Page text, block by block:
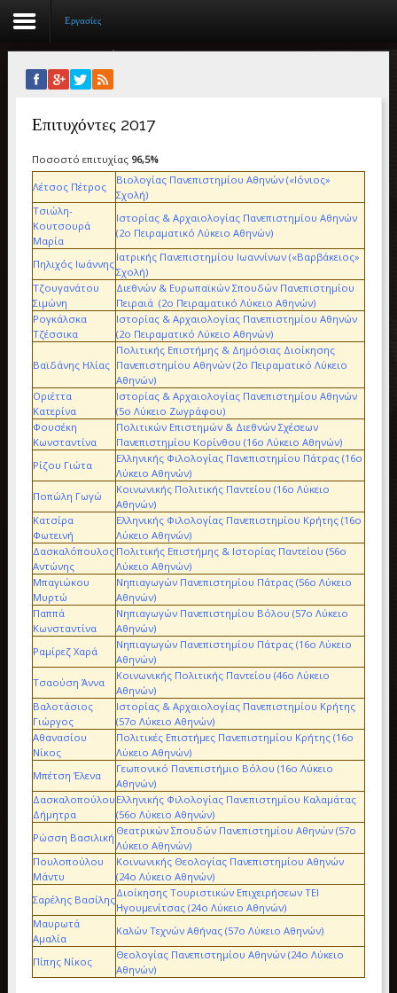
Αρχική
Βιογραφικό
Συγγραφικό έργο
Εργασίες
Ιστορίες Επιτυχίας
Επιτυχόντες
Διακρίσεις
Ο χώρος μας
Εργασίες
Επιτυχόντες 2017
Ποσοστό επιτυχίας 96,5%
Λέτσος Πέτρος
Βιολογίας Πανεπιστημίου Αθηνών («Ιόνιος»
Σχολή)
Τσιώλη-
Κουτσουρά
Μαρία
Ιστορίας & Αρχαιολογίας Πανεπιστημίου Αθηνών
(2ο Πειραματικό Λύκειο Αθηνών)
Πηλιχός Ιωάννης
Ιατρικής Πανεπιστημίου Ιωαννίνων («Βαρβάκειος»
Σχολή)
Τζουγανάτου
Σιμώνη
Διεθνών & Ευρωπαϊκών Σπουδών Πανεπιστημίου
Πειραιά (2ο Πειραματικό Λύκειο Αθηνών)
Ρογκάλσκα
Τζέσσικα
Ιστορίας & Αρχαιολογίας Πανεπιστημίου Αθηνών
(2ο Πειραματικό Λύκειο Αθηνών)
Βαϊδάνης Ηλίας
Πολιτικής Επιστήμης & Δημόσιας Διοίκησης
Πανεπιστημίου Αθηνών (2ο Πειραματικό Λύκειο
Αθηνών)
Οριέττα
Κατερίνα
Ιστορίας & Αρχαιολογίας Πανεπιστημίου Αθηνών
(5ο Λύκειο Ζωγράφου)
Φουσέκη
Κωνσταντίνα
Πολιτικών Επιστημών & Διεθνών Σχέσεων
Πανεπιστημίου Κορίνθου (16ο Λύκειο Αθηνών)
Ρίζου Γιώτα
Ελληνικής Φιλολογίας Πανεπιστημίου Πάτρας (16ο
Λύκειο Αθηνών)
Ποπώλη Γωγώ
Κοινωνικής Πολιτικής Παντείου (16ο Λύκειο
Αθηνών)
Κατσίρα
Φωτεινή
Ελληνικής Φιλολογίας Πανεπιστημίου Κρήτης (16ο
Λύκειο Αθηνών)
Δασκαλόπουλος
Αντώνης
Πολιτικής Επιστήμης & Ιστορίας Παντείου (56ο
Λύκειο Αθηνών)
Μπαγιώκου
Μυρτώ
Νηπιαγωγών Πανεπιστημίου Πάτρας (56ο Λύκειο
Αθηνών)
Παππά
Κωνσταντίνα
Νηπιαγωγών Πανεπιστημίου Βόλου (57ο Λύκειο
Αθηνών)
Ραμίρεζ Χαρά
Νηπιαγωγών Πανεπιστημίου Πάτρας (16ο Λύκειο
Αθηνών)
Τσαούση Άννα
Κοινωνικής Πολιτικής Παντείου (46ο Λύκειο
Αθηνών)
Βαλοτάσιος
Γιώργος
Ιστορίας & Αρχαιολογίας Πανεπιστημίου Κρήτης
(57ο Λύκειο Αθηνών)
Αθανασίου
Νίκος
Πολιτικές Επιστήμες Πανεπιστημίου Κρήτης (16ο
Λύκειο Αθηνών)
Μπέτση Έλενα
Γεωπονικό Πανεπιστήμιο Βόλου (16ο Λύκειο
Αθηνών)
Δασκαλοπούλου
Δήμητρα
Ελληνικής Φιλολογίας Πανεπιστημίου Καλαμάτας
(56ο Λύκειο Αθηνών)
Ρώσση Βασιλική
Θεατρικών Σπουδών Πανεπιστημίου Αθηνών (57ο
Λύκειο Αθηνών)
Πουλοπούλου
Μάντυ
Κοινωνικής Θεολογίας Πανεπιστημίου Αθηνών
(24ο Λύκειο Αθηνών)
Σαρέλης Βασίλης
Διοίκησης Τουριστικών Επιχειρήσεων ΤΕΙ
Ηγουμενίτσας (24ο Λύκειο Αθηνών)
Μαυρωτά
Αμαλία
Καλών Τεχνών Αθήνας (57ο Λύκειο Αθηνών)
Πίπης Νίκος
Θεολογίας Πανεπιστημίου Αθηνών (24ο Λύκειο
Αθηνών)